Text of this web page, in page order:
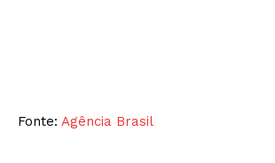
Fonte: Agência Brasil